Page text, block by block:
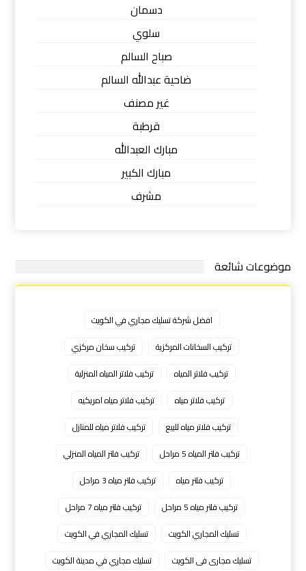
دسمان
سلوي
صباح السالم
ضاحية عبدالله السالم
غير مصنف
قرطبة
مبارك العبدالله
مبارك الكبير
مشرف
موضوعات شائعة
افضل شركة تسليك مجاري في الكويت
تركيب السخانات المركزية
تركيب سخان مركزي
تركيب فلاتر المياه
تركيب فلاتر المياه المنزلية
تركيب فلاتر مياه
تركيب فلاتر مياه امريكيه
تركيب فلاتر مياه للبيع
تركيب فلاتر مياه للمنازل
تركيب فلتر المياه 5 مراحل
تركيب فلتر المياه المنزلي
تركيب فلتر مياه
تركيب فلتر مياه 3 مراحل
تركيب فلتر مياه 5 مراحل
تركيب فلتر مياه 7 مراحل
تسليك المجاري الكويت
تسليك المجاري في الكويت
تسليك مجارى فى الكويت
تسليك مجاري في مدينة الكويت